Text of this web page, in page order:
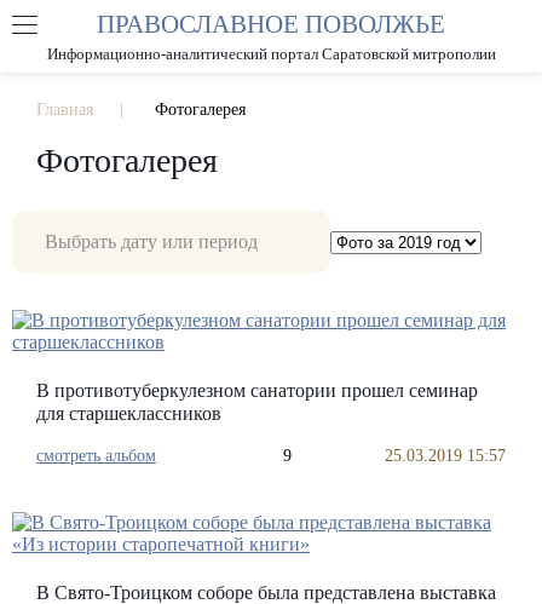
РАЗМЕР ШРИФТА А А
ПРАВОСЛАВНОЕ ПОВОЛЖЬЕ
Информационно-аналитический портал Саратовской митрополии
Главная Фотогалерея
Фотогалерея
В противотуберкулезном санатории прошел семинар
для старшеклассников
смотреть альбом 9 25.03.2019 15:57
В Свято-Троицком соборе была представлена выставка